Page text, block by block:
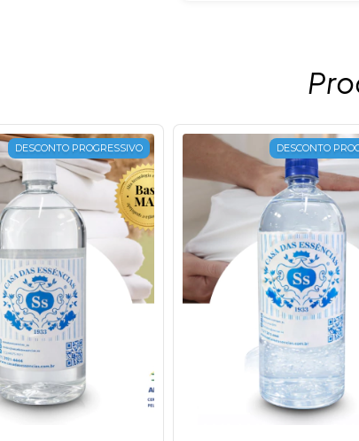
DESCONTO PROGRESSIVO DESCONTO